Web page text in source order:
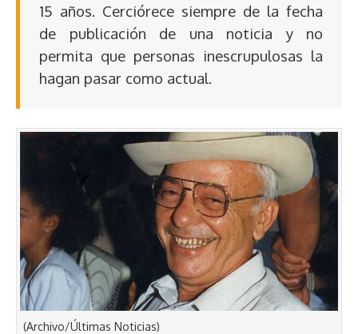
15 años. Cerciórece siempre de la fecha
de publicación de una noticia y no
permita que personas inescrupulosas la
hagan pasar como actual.
(Archivo/Últimas Noticias)